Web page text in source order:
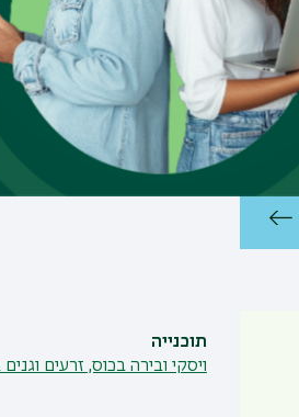
פרופ' אהוד ויס מחבר בין
ואוכלוסיות שונות, מתוך
שבאוניברסיטה שלנו ואת
המדע כיום המאפשרות
ההרצאה פתוחה לציבור הרחב
תוכנייה
ויסקי ובירה בכוס, זרעים